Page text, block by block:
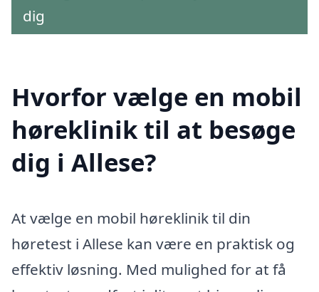
dig
Hvorfor vælge en mobil
høreklinik til at besøge
dig i Allese?
At vælge en mobil høreklinik til din
høretest i Allese kan være en praktisk og
effektiv løsning. Med mulighed for at få